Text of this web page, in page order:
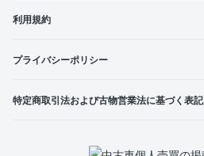
利用規約
プライバシーポリシー
特定商取引法および古物営業法に基づく表記